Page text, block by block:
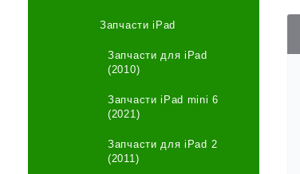
Запчасти iPad
Запчасти для iPad
(2010)
Запчасти iPad mini 6
(2021)
Запчасти для iPad 2
(2011)